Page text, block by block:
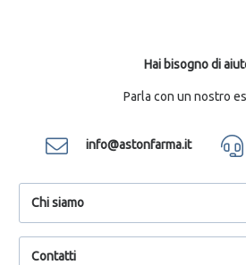
Hai bisogno di
Parla con un nostro
info@astonfarma.it
Chi siamo
Contatti